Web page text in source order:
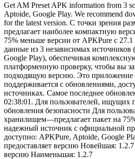
Get AM Preset APK information from 3
Aptoide, Google Play. We recommend
for the latest version. С точки зрения
предлагает наиболее компактную
75% меньше версии от APKPure с
данные из 3 независимых источников
Google Play), обеспечивая
платформенную проверку, чтобы вы
подходящую версию. Это приложение
поддерживается с обновлениями,
источниках. Самое последнее
02:38:01. Для пользователей, ищущих
обновления безопасности Для
хранилищем—предлагает пакет на
надежный источник с официальной
доступно: APKPure, Aptoide, Google
предоставляет версию Новейшая:
версию Наименьшая: 1.2.7